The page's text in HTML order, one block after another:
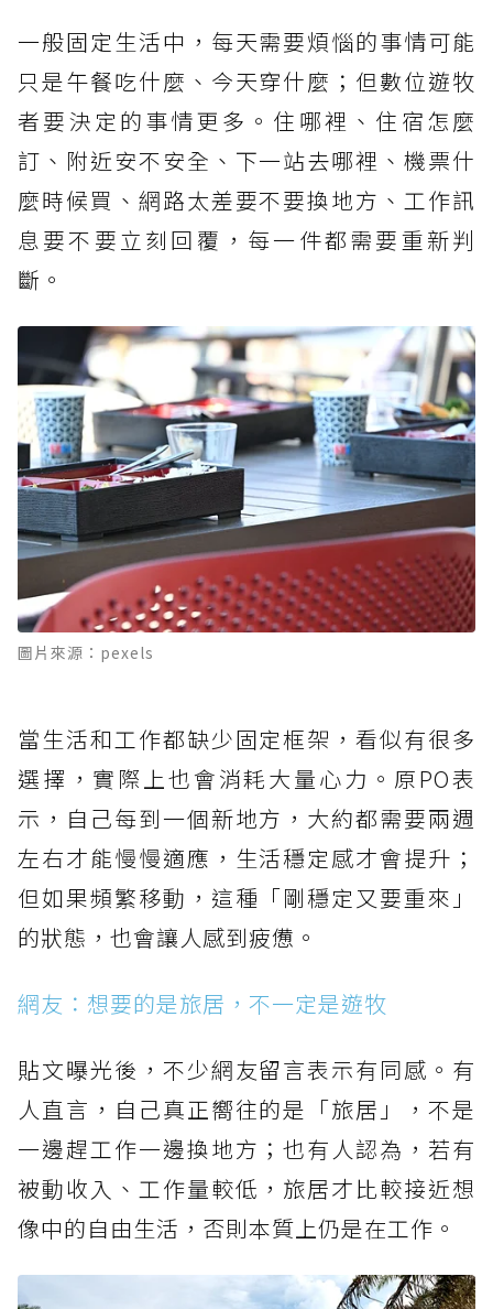
一般固定生活中，每天需要煩惱的事情可能
只是午餐吃什麼、今天穿什麼；但數位遊牧
者要決定的事情更多。住哪裡、住宿怎麼
訂、附近安不安全、下一站去哪裡、機票什
麼時候買、網路太差要不要換地方、工作訊
息要不要立刻回覆，每一件都需要重新判
斷。
圖片來源：pexels
當生活和工作都缺少固定框架，看似有很多
選擇，實際上也會消耗大量心力。原PO表
示，自己每到一個新地方，大約都需要兩週
左右才能慢慢適應，生活穩定感才會提升；
但如果頻繁移動，這種「剛穩定又要重來」
的狀態，也會讓人感到疲憊。
網友：想要的是旅居，不一定是遊牧
貼文曝光後，不少網友留言表示有同感。有
人直言，自己真正嚮往的是「旅居」，不是
一邊趕工作一邊換地方；也有人認為，若有
被動收入、工作量較低，旅居才比較接近想
像中的自由生活，否則本質上仍是在工作。